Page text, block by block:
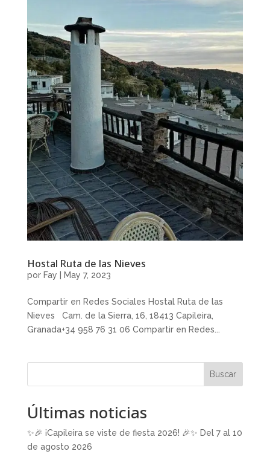
Hostal Ruta de las Nieves
por Fay May 7, 2023
Compartir en Redes Sociales Hostal Ruta de las
Nieves Cam. de la Sierra, 16, 18413 Capileira,
Granada+34 958 76 31 06 Compartir en Redes...
Buscar
Últimas noticias
✨🎉 ¡Capileira se viste de fiesta 2026! 🎉✨ Del 7 al 10
de agosto 2026